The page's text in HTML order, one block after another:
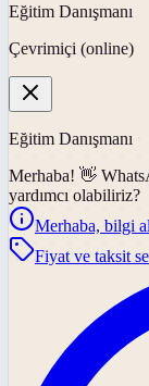
Eğitim Danışmanı
Çevrimiçi (online)
Eğitim Danışmanı
Merhaba! 👋
yardımcı olabiliriz?
Merhaba, bilgi
Fiyat ve taksit